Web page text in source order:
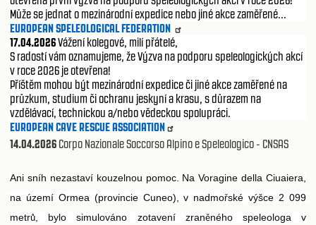
Může se jednat o mezinárodní expedice nebo jiné akce zaměřené...
EUROPEAN SPELEOLOGICAL FEDERATION
17.04.2026Vážení kolegové, milí přátelé,
S radostí vám oznamujeme, že Výzva na podporu speleologických akcí
v roce 2026 je otevřena!
Příštěm mohou být mezinárodní expedice či jiné akce zaměřené na
průzkum, studium či ochranu jeskyní a krasu, s důrazem na
vzdělávací, technickou a/nebo vědeckou spolupráci.
EUROPEAN CAVE RESCUE ASSOCIATION
14.04.2026Corpo Nazionale Soccorso Alpino e Speleologico - CNSAS
Ani sníh nezastaví kouzelnou pomoc. Na Voragine della Ciuaiera,
na území Ormea (provincie Cuneo), v nadmořské výšce 2 099
metrů, bylo simulováno zotavení zraněného speleologa v